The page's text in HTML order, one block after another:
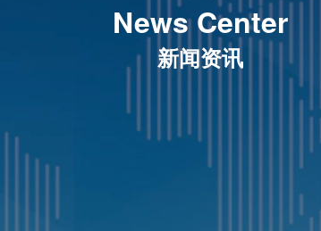
News Center
新闻资讯